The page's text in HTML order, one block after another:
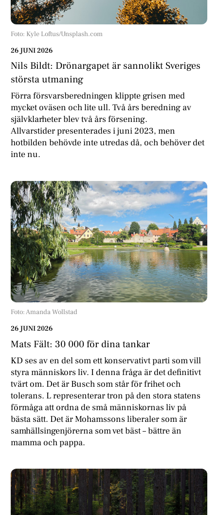
Foto: Kyle Loftus/Unsplash.com
26 JUNI 2026
Nils Bildt: Drönargapet är sannolikt Sveriges
största utmaning
Förra försvarsberedningen klippte grisen med
mycket oväsen och lite ull. Två års beredning av
självklarheter blev två års försening.
Allvarstider presenterades i juni 2023, men
hotbilden behövde inte utredas då, och behöver det
inte nu.
Foto: Amanda Wollstad
26 JUNI 2026
Mats Fält: 30 000 för dina tankar
KD ses av en del som ett konservativt parti som vill
styra människors liv. I denna fråga är det definitivt
tvärt om. Det är Busch som står för frihet och
tolerans. L representerar tron på den stora statens
förmåga att ordna de små människornas liv på
bästa sätt. Det är Mohamssons liberaler som är
samhällsingenjörerna som vet bäst – bättre än
mamma och pappa.